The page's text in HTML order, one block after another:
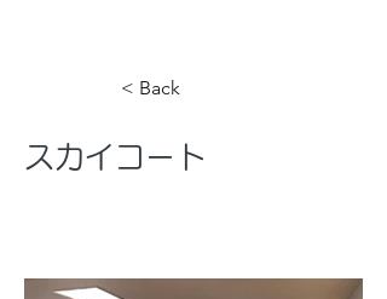
< Back
スカイコート